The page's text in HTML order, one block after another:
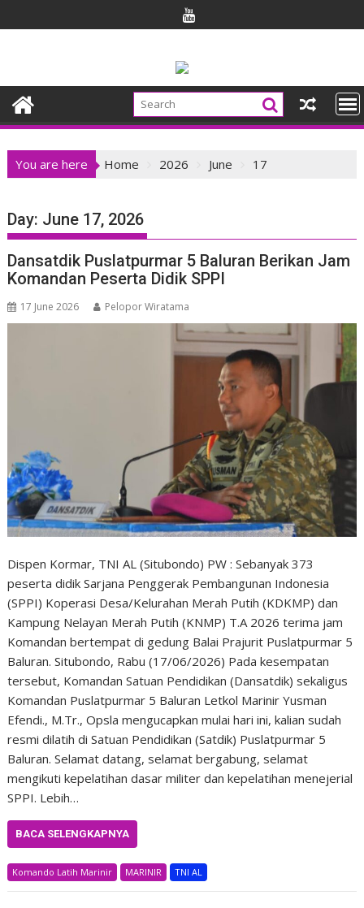
to
You are here Home 2026 June 17
Day: June 17, 2026
Dansatdik Puslatpurmar 5 Baluran Berikan Jam
Komandan Peserta Didik SPPI
17 June 2026 Pelopor Wiratama
Dispen Kormar, TNI AL (Situbondo) PW : Sebanyak 373
peserta didik Sarjana Penggerak Pembangunan Indonesia
(SPPI) Koperasi Desa/Kelurahan Merah Putih (KDKMP) dan
Kampung Nelayan Merah Putih (KNMP) T.A 2026 terima jam
Komandan bertempat di gedung Balai Prajurit Puslatpurmar 5
Baluran. Situbondo, Rabu (17/06/2026) Pada kesempatan
tersebut, Komandan Satuan Pendidikan (Dansatdik) sekaligus
Komandan Puslatpurmar 5 Baluran Letkol Marinir Yusman
Efendi., M.Tr., Opsla mengucapkan mulai hari ini, kalian sudah
resmi dilatih di Satuan Pendidikan (Satdik) Puslatpurmar 5
Baluran. Selamat datang, selamat bergabung, selamat
mengikuti kepelatihan dasar militer dan kepelatihan menejerial
SPPI. Lebih…
BACA SELENGKAPNYA
Komando Latih Marinir MARINIR TNI AL